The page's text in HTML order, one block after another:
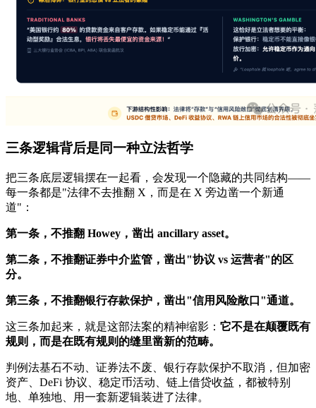
三条逻辑背后是同一种立法哲学
把三条底层逻辑摆在一起看，会发现一个隐藏的共同结构——
每一条都是"法律不去推翻 X，而是在 X 旁边凿一个新通
道"：
第一条，不推翻 Howey，凿出 ancillary asset。
第二条，不推翻证券中介监管，凿出"协议 vs 运营者"的区
分。
第三条，不推翻银行存款保护，凿出"信用风险敞口"通道。
这三条加起来，就是这部法案的精神缩影： 它不是在颠覆既有
规则，而是在既有规则的缝里凿新的范畴。
判例法基石不动、证券法不废、银行存款保护不取消，但加密
资产、DeFi 协议、稳定币活动、链上借贷收益，都被特别
地、单独地、用一套新逻辑装进了法律。